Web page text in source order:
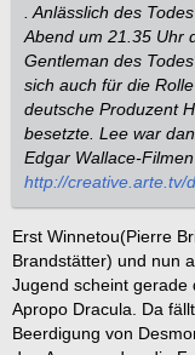
. Anlässlich des
Abend um 21.35 Uhr
Gentleman des
sich auch für die
deutsche Produzent
besetzte. Lee war
Edgar Wallace-
http://creative.arte.tv/
Erst Winnetou(Pierre
Brandstätter) und nun
Jugend scheint gerade
Apropo Dracula. Da
Beerdigung von